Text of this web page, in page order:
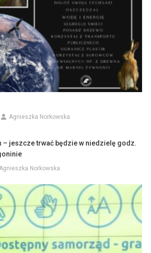
Agnieszka Norkowska
– jeszcze trwać będzie w niedzielę godz.
Agnieszka Norkowska